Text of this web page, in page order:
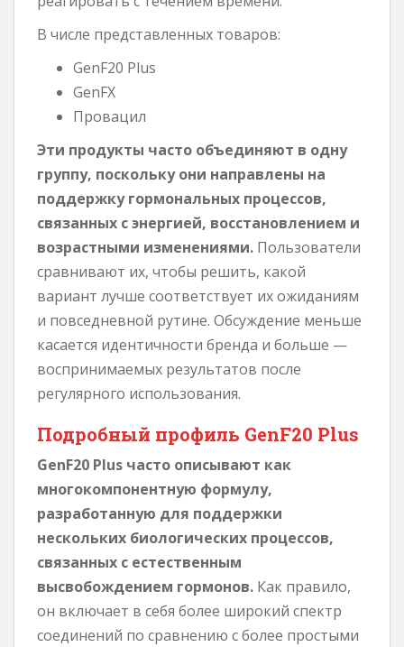
В числе представленных товаров:
GenF20 Plus
GenFX
Провацил
Эти продукты часто объединяют в одну
группу, поскольку они направлены на
поддержку гормональных процессов,
связанных с энергией, восстановлением и
возрастными изменениями. Пользователи
сравнивают их, чтобы решить, какой
вариант лучше соответствует их ожиданиям
и повседневной рутине. Обсуждение меньше
касается идентичности бренда и больше —
воспринимаемых результатов после
регулярного использования.
Подробный профиль GenF20 Plus
GenF20 Plus часто описывают как
многокомпонентную формулу,
разработанную для поддержки
нескольких биологических процессов,
связанных с естественным
высвобождением гормонов. Как правило,
он включает в себя более широкий спектр
соединений по сравнению с более простыми